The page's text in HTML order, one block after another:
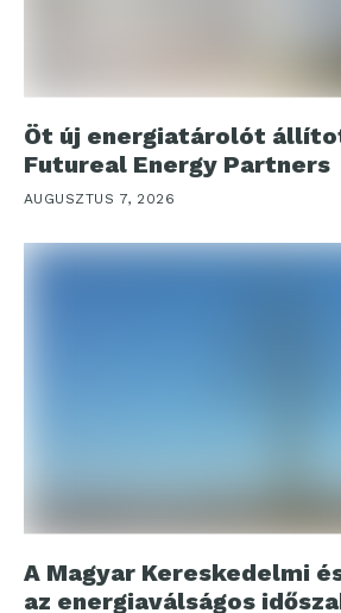
Öt új energiatárolót
Futureal Energy Partners
AUGUSZTUS 7, 2026
A Magyar Kereskedelmi
az energiaválságos